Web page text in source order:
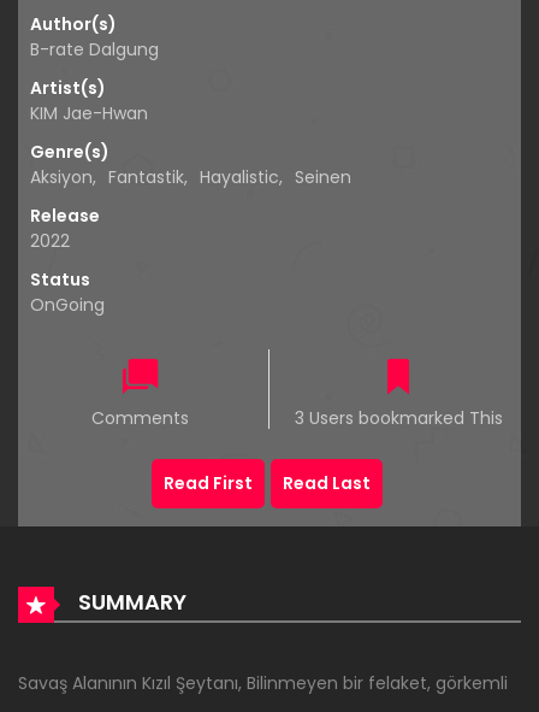
Author(s)
B-rate Dalgung
Artist(s)
KIM Jae-Hwan
Genre(s)
Aksiyon, Fantastik, Hayalistic, Seinen
Release
2022
Status
OnGoing
Comments 3 Users bookmarked This
Read First Read Last
SUMMARY
Savaş Alanının Kızıl Şeytanı, Bilinmeyen bir felaket, görkemli